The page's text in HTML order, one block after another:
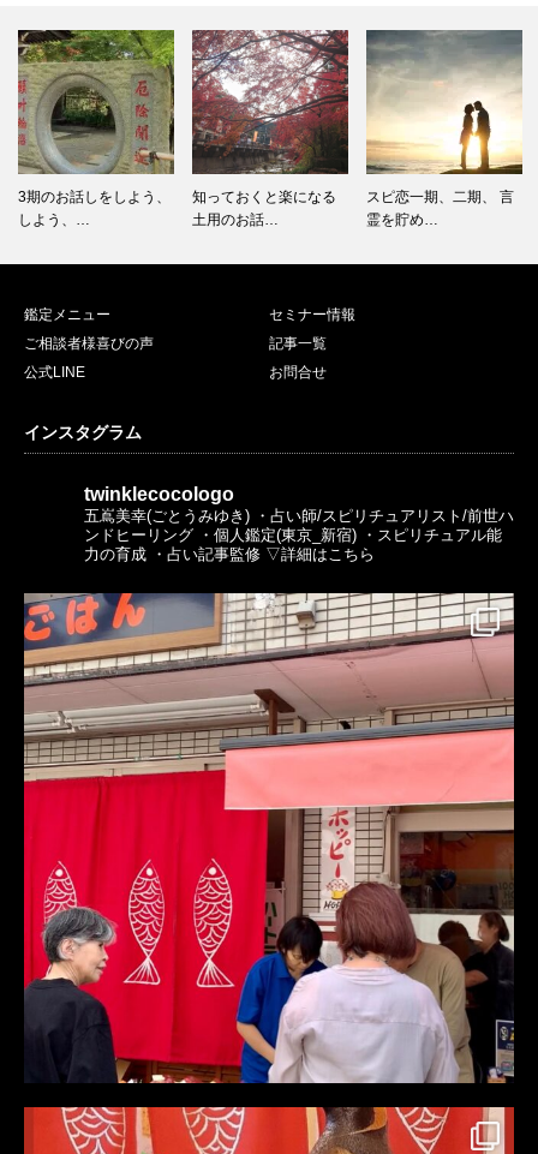
知っておくと楽になる
土用のお話…
スピ恋一期、二期、 言
霊を貯め…
【言霊実践】急に声が
出なくなっ…
鑑定メニュー
セミナー情報
ご相談者様喜びの声
記事一覧
公式LINE
お問合せ
インスタグラム
twinklecocologo
五嶌美幸(ごとうみゆき) ・占い師/スピリチュアリスト/前世ハ
ンドヒーリング ・個人鑑定(東京_新宿) ・スピリチュアル能
力の育成 ・占い記事監修 ▽詳細はこちら